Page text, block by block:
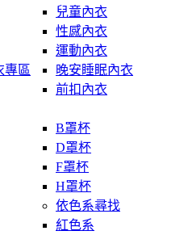
兒童內衣
性感內衣
運動內衣
專區
晚安睡眠內衣
前扣內衣
B罩杯
D罩杯
F罩杯
H罩杯
依色系尋找
紅色系